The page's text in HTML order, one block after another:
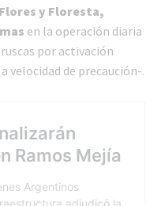
y Floresta,
en la operación diaria
por activación
velocidad de precaución-.